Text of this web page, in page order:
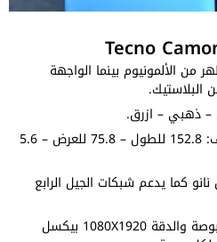
من الألمونيوم بينما الواجهة
البلاستيك.
الوزن 150 جرام وابعاد الهاتف: 152.8 للطول – 75.8 للعرض – 5.6
كما يدعم شبكات الجيل الرابع
الشاشة IPS LCD بحجم 5.5 بوصة والدقة 1080X1920 بيكسل